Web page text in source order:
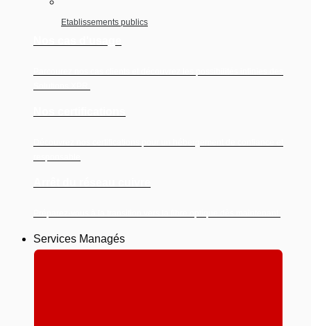
Etablissements publics
Services Managés